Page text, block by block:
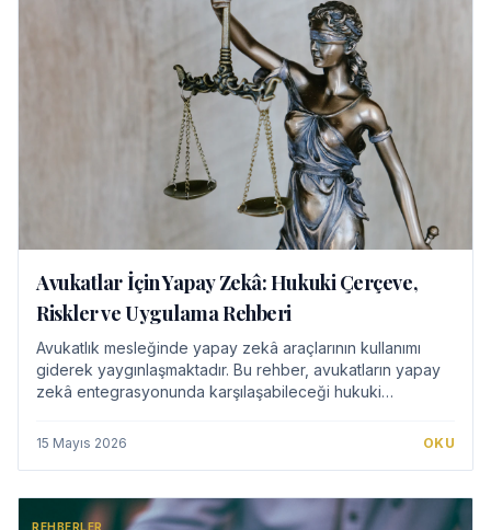
Avukatlar İçin Yapay Zekâ: Hukuki Çerçeve,
Riskler ve Uygulama Rehberi
Avukatlık mesleğinde yapay zekâ araçlarının kullanımı
giderek yaygınlaşmaktadır. Bu rehber, avukatların yapay
zekâ entegrasyonunda karşılaşabileceği hukuki
15 Mayıs 2026 OKU
REHBERLER